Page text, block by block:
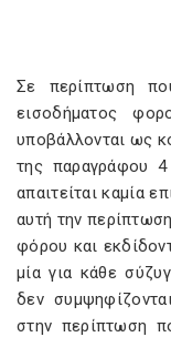
Σε περίπτωση
εισοδήματος
υποβάλλονται ως
της παραγράφου
απαιτείται καμία
αυτή την
φόρου και
μία για κάθε
δεν
στην περίπτωση